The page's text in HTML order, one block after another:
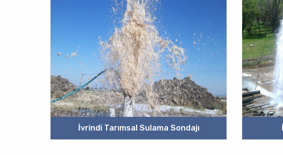
İvrindi Tarımsal Sulama Sondajı